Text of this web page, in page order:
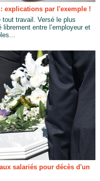
explications par l'exemple !
tout travail. Versé le plus
entre l’employeur et
salariés pour décès d'un